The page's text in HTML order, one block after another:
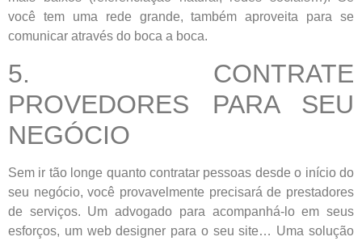
você tem uma rede grande, também aproveita para se
comunicar através do boca a boca.
5. CONTRATE
PROVEDORES PARA SEU
NEGÓCIO
Sem ir tão longe quanto contratar pessoas desde o início do
seu negócio, você provavelmente precisará de prestadores
de serviços. Um advogado para acompanhá-lo em seus
esforços, um web designer para o seu site… Uma solução